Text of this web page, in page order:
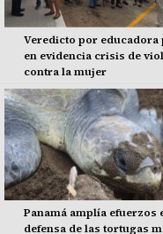
Veredicto por educadora
en evidencia crisis de
contra la mujer
Panamá amplía efuerzos
defensa de las tortugas